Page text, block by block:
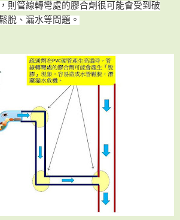
，則 管線轉彎處的膠合劑很可能會受到破
脫 、 漏水等問題 。